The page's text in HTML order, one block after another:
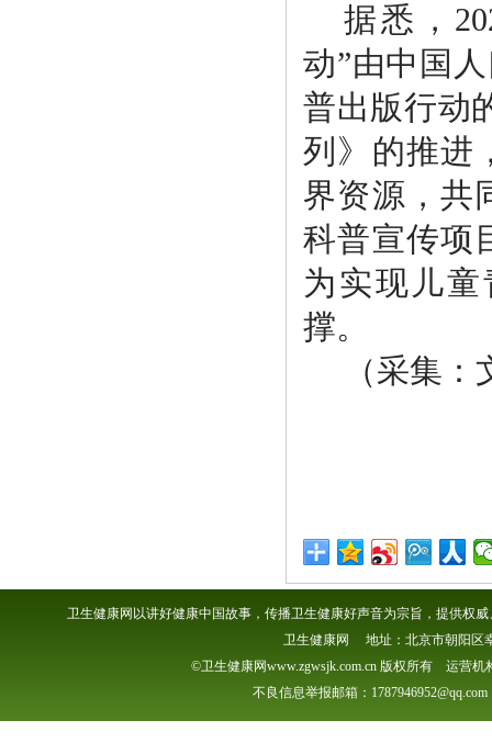
据悉，
动”由中国
普出版行动
列》的推进
界资源，共
科普宣传项
为实现儿
撑。
（采集 ：
卫生健康网以讲好健康中国故事，传播卫生健康好声音为宗旨，提供权
卫生健康网 地址：北京市朝阳区
©卫生健康网www.zgwsjk.com.cn 版权所有 运营
不良信息举报邮箱：